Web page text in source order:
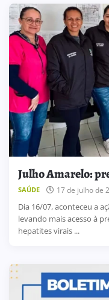
Julho Amarelo:
SAÚDE 17 de julho de
Dia 16/07, aconteceu a
levando mais acesso à
hepatites virais ...